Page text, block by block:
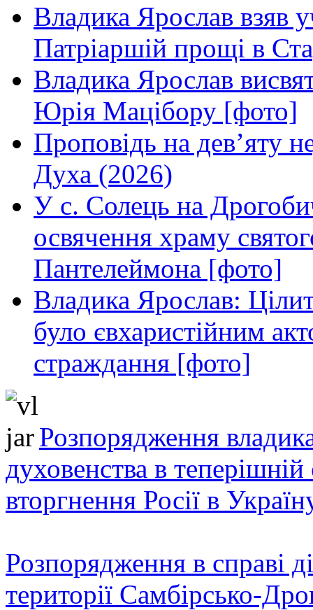
Владика Ярослав взяв
Патріаршій прощі в
Владика Ярослав
Юрія Мацібору [фото]
Проповідь на дев’яту
Духа (2026)
У с. Солець на
освячення храму
Пантелеймона [фото]
Владика Ярослав:
було євхаристійним
страждання [фото]
Розпорядження
духовенства в теперішній
вторгнення Росії в
Розпорядження в справі
території Самбірсько-